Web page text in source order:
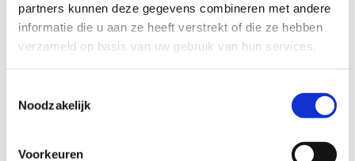
partners kunnen deze gegevens combineren met andere
informatie die u aan ze heeft verstrekt of die ze hebben
verzameld op basis van uw gebruik van hun services.
Noodzakelijk
Voorkeuren
Ontdek de
campagne "123
Inclusie -
Iedereen erbij"